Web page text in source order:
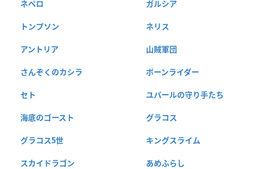
ネペロ ガルシア
トンプソン ネリス
アントリア 山賊軍団
さんぞくのカシラ ボーンライダー
セト ユバールの守り手たち
海底のゴースト グラコス
グラコス5世 キングスライム
スカイドラゴン あめふらし